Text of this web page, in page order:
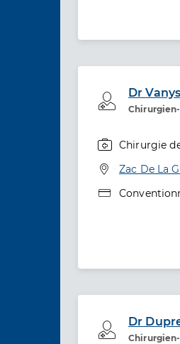
Dr
Chirurgie
Adresse
Zac De La
Type de
Dr